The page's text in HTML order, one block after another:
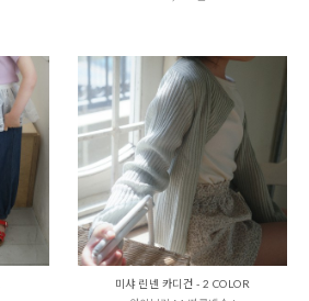
미샤 린넨 카디건 - 2 COLOR